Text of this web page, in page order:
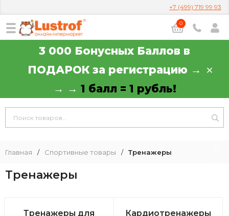
+7 (499) 719 99 93
0
3 000 Бонусных Баллов в
ПОДАРОК за регистрацию →
→ → 1 балл = 1 рубль!
Главная / Спортивные товары / Тренажеры
Тренажеры
Тренажеры для
Кардиотренажеры